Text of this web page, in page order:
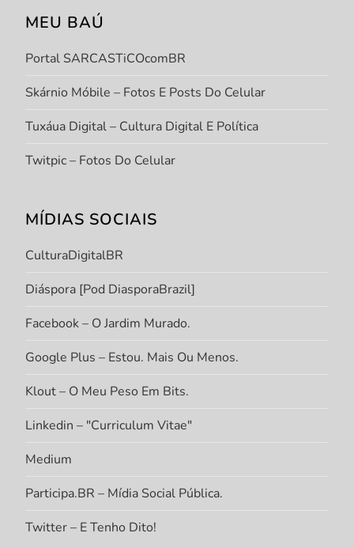
MEU BAÚ
Portal SARCASTiCOcomBR
Skárnio Móbile – Fotos E Posts Do Celular
Tuxáua Digital – Cultura Digital E Política
Twitpic – Fotos Do Celular
MÍDIAS SOCIAIS
CulturaDigitalBR
Diáspora [Pod DiasporaBrazil]
Facebook – O Jardim Murado.
Google Plus – Estou. Mais Ou Menos.
Klout – O Meu Peso Em Bits.
Linkedin – "Curriculum Vitae"
Medium
Participa.BR – Mídia Social Pública.
Twitter – E Tenho Dito!